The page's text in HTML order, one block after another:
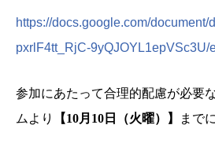
https://docs.google.com/
pxrlF4tt_RjC-9yQJOYL1epVSc3U/
参加にあたって合理的配慮が必要
ムより
【10月10日（火曜）】 まで